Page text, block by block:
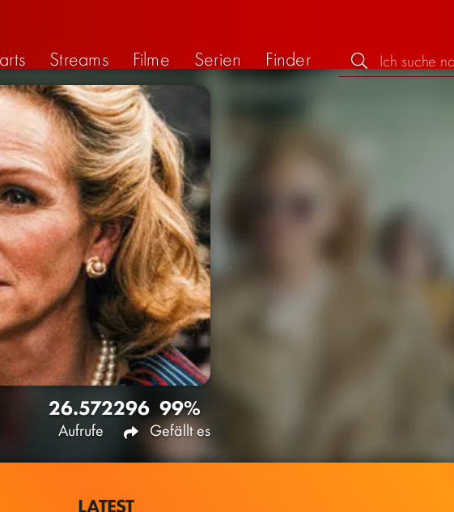
Streams Filme Serien Finder
26.572
Aufrufe
296 99%
Gefällt es
LATEST